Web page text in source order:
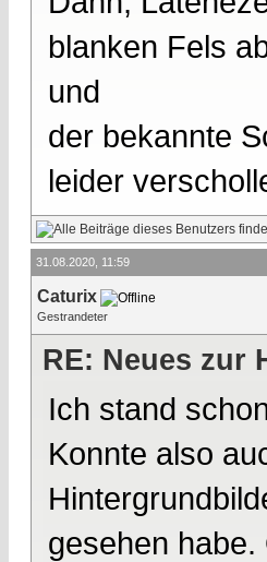
blanken Fels
und
der bekannte
leider
31.08.2020, 11:59
Caturix
Gestrandeter
RE: Neues zur
Ich stand
Konnte also
gesehen